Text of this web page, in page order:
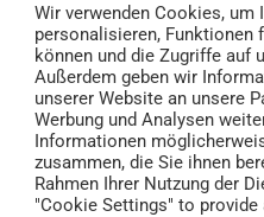
Wir verwenden Cookies, um
personalisieren, Funktionen
können und die Zugriffe auf
Außerdem geben wir
unserer Website an unsere
Werbung und Analysen
Informationen
zusammen, die Sie ihnen
Rahmen Ihrer Nutzung der
"Cookie Settings" to